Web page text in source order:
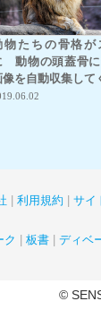
物たちの骨格が
動物の頭蓋骨に
像を自動収集して
利用規約 サイ
ク 板書 ディベ
©